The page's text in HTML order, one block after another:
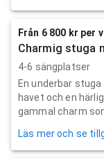
Från 6 800 kr per
Charmig stuga
4-6 sängplatser
En underbar
havet och en
gammal charm
Läs mer och se